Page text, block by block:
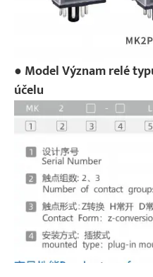
● Model Význam relé
účelu